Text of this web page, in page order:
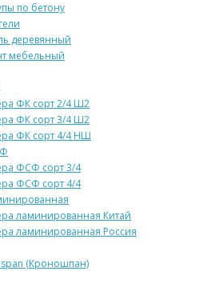
по бетону
деревянный
мебельный
ФК сорт 2/4 Ш2
ФК сорт 3/4 Ш2
ФК сорт 4/4 НШ
ФСФ сорт 3/4
ФСФ сорт 4/4
ламинированная Китай
ламинированная Россия
(Кроношпан)